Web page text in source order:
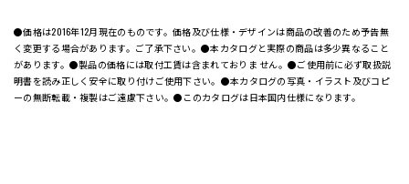
●価格は2016年12月現在のものです。価格及び仕様・デザインは商品の改善のため予告無
く変更する場合があります。ご了承下さい。●本カタログと実際の商品は多少異なること
があります。●製品の価格には取付工賃は含まれておりま せん。●ご使用前に必ず取扱説
明書を読み正しく安全に取り付けご使用下さい。●本カタログの写真・イラスト及びコピ
ーの無断転載・複製はご遠慮下さい。●このカタログは日本国内仕様になります。